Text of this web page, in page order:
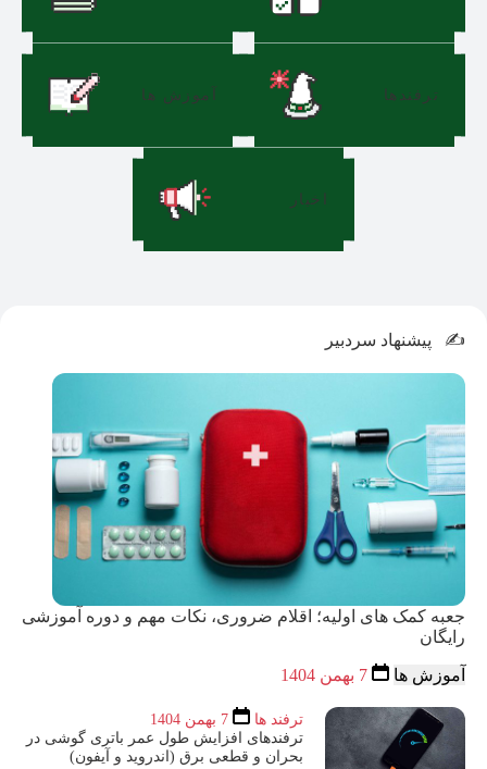
ترفندها آموزش ها
اخبار
پیشنهاد سردبیر
جعبه کمک های اولیه؛ اقلام ضروری، نکات مهم و دوره آموزشی
رایگان
آموزش ها 7 بهمن 1404
ترفند ها
7 بهمن 1404
ترفندهای افزایش طول عمر باتری گوشی در
بحران و قطعی برق (اندروید و آیفون)